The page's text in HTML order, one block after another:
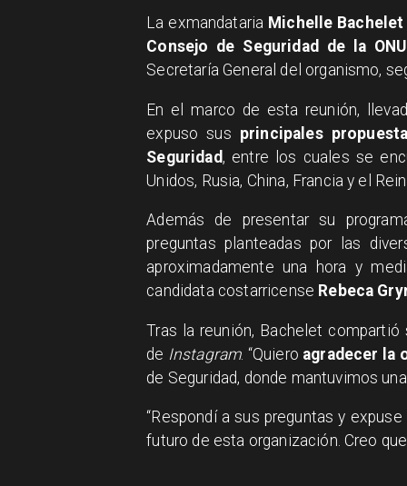
La exmandataria Michelle Bachelet
Consejo de Seguridad de la ONU
Secretaría General del organismo,
En el marco de esta reunión,
expuso sus principales
Seguridad , entre los cuales se
Unidos, Rusia, China, Francia y el
Además de presentar su
preguntas planteadas por las
aproximadamente una hora y
candidata costarricense Rebeca
Tras la reunión, Bachelet
de Instagram. “Quiero agradecer la
de Seguridad, donde mantuvimos
“Respondí a sus preguntas y
futuro de esta organización. Creo